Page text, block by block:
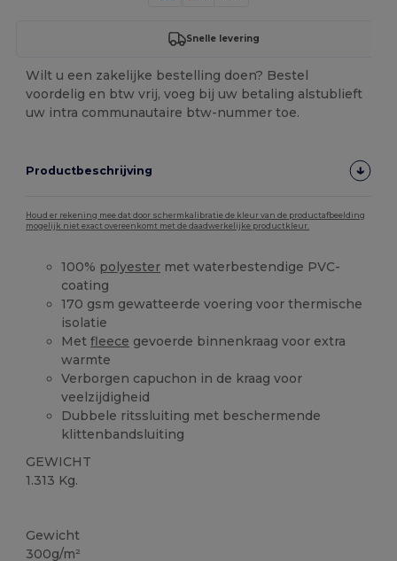
Snelle levering
Wilt u een zakelijke bestelling doen? Bestel
voordelig en btw vrij, voeg bij uw betaling alstublieft
uw intra communautaire btw-nummer toe.
Productbeschrijving
Houd er rekening mee dat door schermkalibratie de kleur van de productafbeelding
mogelijk niet exact overeenkomt met de daadwerkelijke productkleur.
100% polyester met waterbestendige PVC-
coating
170 gsm gewatteerde voering voor thermische
isolatie
Metfleece gevoerde binnenkraag voor extra
warmte
Verborgen capuchon in de kraag voor
veelzijdigheid
Dubbele ritssluiting met beschermende
klittenbandsluiting
GEWICHT
1.313 Kg.
Gewicht
300g/m²